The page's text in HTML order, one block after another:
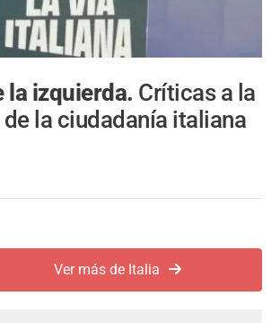
la izquierda. Críticas a la
la ciudadanía italiana
Ver más de Italia